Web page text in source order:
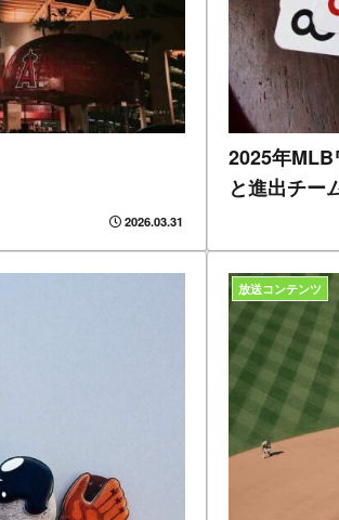
2026.03.31
2025年MLB
と進出チー
放送コンテンツ